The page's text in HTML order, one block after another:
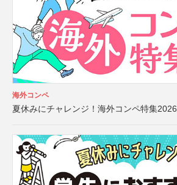
海外コンペ
夏休みにチャレンジ！海外コンペ特集2026